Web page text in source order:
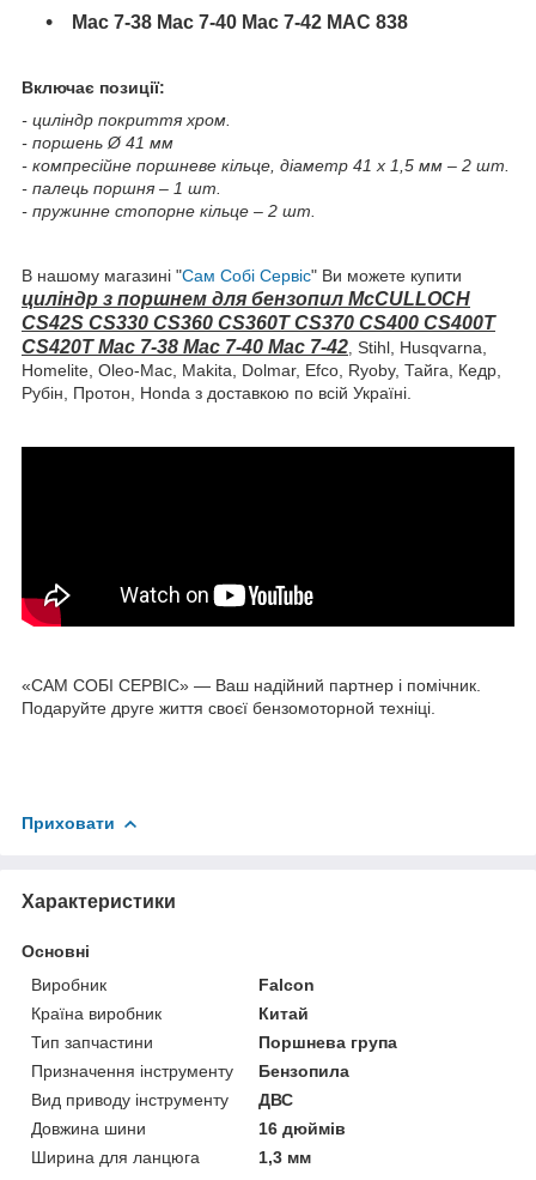
Mac 7-38 Mac 7-40 Mac 7-42 MAC 838
Включає позиції:
- циліндр покриття хром.
- поршень Ø 41 мм
- компресійне поршневе кільце, діаметр 41 х 1,5 мм – 2 шт.
- палець поршня – 1 шт.
- пружинне стопорне кільце – 2 шт.
В нашому магазині "Сам Собі Сервіс" Ви можете купити
циліндр з поршнем для бензопил McCULLOCH
CS42S CS330 CS360 CS360T CS370 CS400 CS400T
CS420T Mac 7-38 Mac 7-40 Mac 7-42 Stihl, Husqvarna,
Homelite, Oleo-Mac, Makita, Dolmar, Efco, Ryoby, Тайга, Кедр,
Рубін, Протон, Honda з доставкою по всій Україні.
«САМ СОБІ СЕРВІС» — Ваш надійний партнер і помічник.
Подаруйте друге життя своєї бензомоторной техніці.
Приховати
Характеристики
Основні
Виробник
Falcon
Країна виробник
Китай
Тип запчастини
Поршнева група
Призначення інструменту
Бензопила
Вид приводу інструменту
ДВС
Довжина шини
16 дюймів
Ширина для ланцюга
1,3 мм